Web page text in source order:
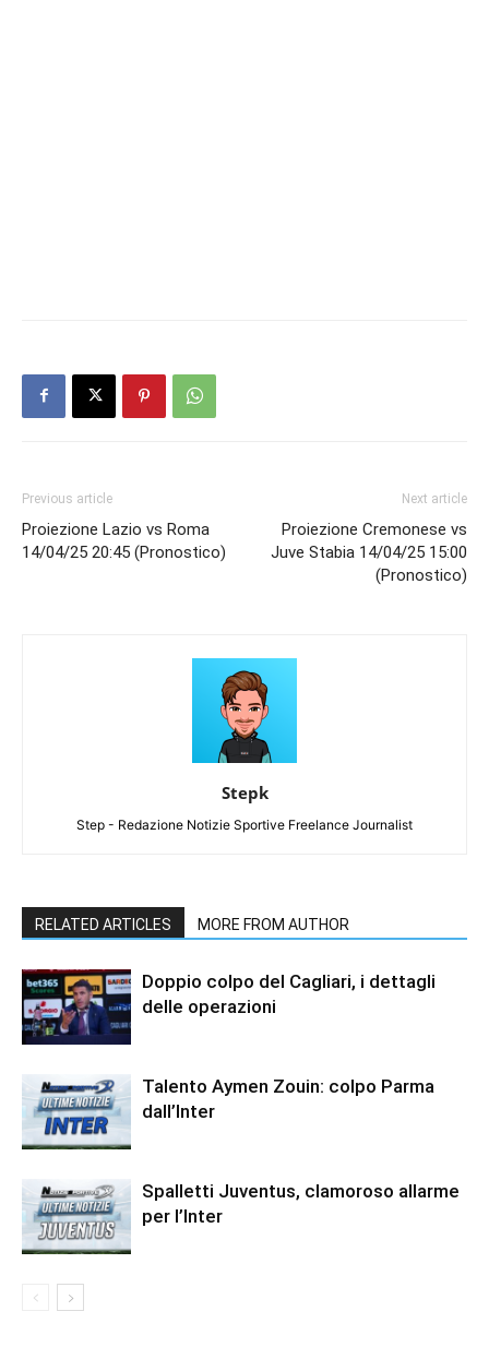
Previous article
Proiezione Lazio vs Roma
14/04/25 20:45 (Pronostico)
Next article
Proiezione Cremonese vs
Juve Stabia 14/04/25 15:00
(Pronostico)
Stepk
Step - Redazione Notizie Sportive Freelance Journalist
RELATED ARTICLES MORE FROM AUTHOR
Doppio colpo del Cagliari, i dettagli
delle operazioni
Talento Aymen Zouin: colpo Parma
dall’Inter
Spalletti Juventus, clamoroso allarme
per l’Inter